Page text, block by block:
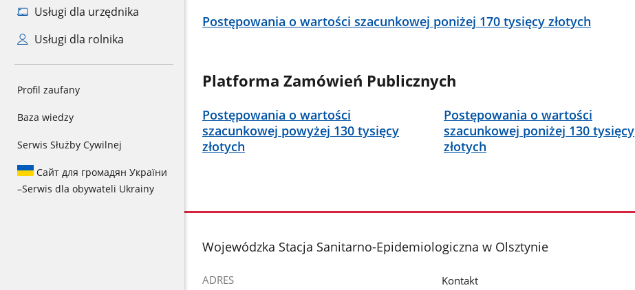
Usługi dla urzędnika
Usługi dla rolnika
Profil zaufany
Baza wiedzy
Serwis Służby Cywilnej
Сайт для громадян України
–Serwis dla obywateli Ukrainy
Postępowania o wartości szacunkowej poniżej 170 tysięcy złotych
Platforma Zamówień Publicznych
Postępowania o wartości
szacunkowej powyżej 130 tysięcy
złotych
Postępowania o wartości
szacunkowej poniżej 130 tysięcy
złotych
stopka
Wojewódzka Stacja Sanitarno-Epidemiologiczna w Olsztynie
ADRES
Kontakt